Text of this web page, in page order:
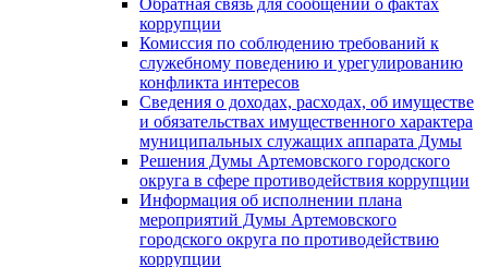
коррупции
Комиссия по соблюдению требований к
служебному поведению и урегулированию
конфликта интересов
Сведения о доходах, расходах, об имуществе
и обязательствах имущественного характера
муниципальных служащих аппарата Думы
Решения Думы Артемовского городского
округа в сфере противодействия коррупции
Информация об исполнении плана
мероприятий Думы Артемовского
городского округа по противодействию
коррупции